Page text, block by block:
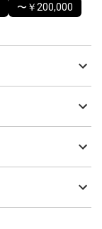
〜￥200,000